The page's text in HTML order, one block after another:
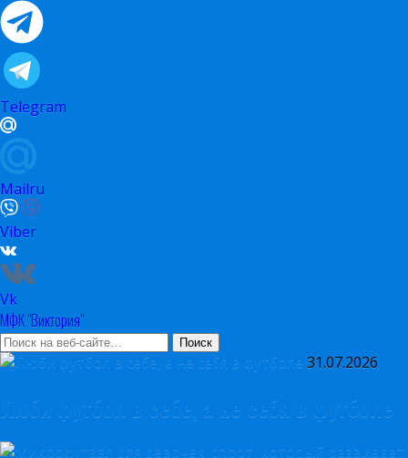
Telegram
Mailru
Viber
Vk
МФК "Виктория"
31.07.2026
Люби футбол в себе, а не себя в футболе